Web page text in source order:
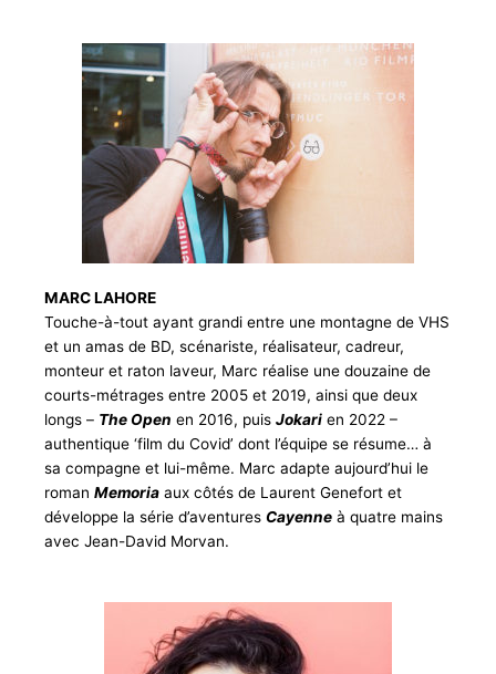
MARC LAHORE
Touche-à-tout ayant grandi entre une montagne de VHS
et un amas de BD, scénariste, réalisateur, cadreur,
monteur et raton laveur, Marc réalise une douzaine de
courts-métrages entre 2005 et 2019, ainsi que deux
longs – The Open en 2016, puis Jokari en 2022 –
authentique ‘film du Covid’ dont l’équipe se résume… à
sa compagne et lui-même. Marc adapte aujourd’hui le
roman Memoria aux côtés de Laurent Genefort et
développe la série d’aventures Cayenne à quatre mains
avec Jean-David Morvan.